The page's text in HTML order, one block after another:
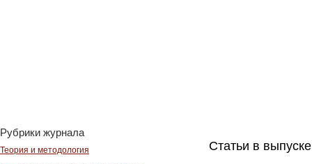
Рубрики журнала
Теория и методология
Статьи в